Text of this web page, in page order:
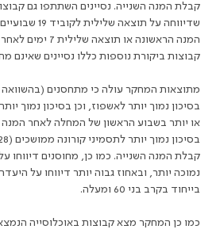
קבלת המנה השנייה. נסיינים השתתפו גם
שדיווחה על
המנה הראשונה או
קבוצות ביקורת נוספות כללו נסיינים שאינם
מתוצאות המחקר עולה כי מתחסנים
בסיכון נמוך יותר לאשפוז, וכן בסיכון נמוך
או יותר בשבוע הראשון של המחלה לאחר המנה
קבלת המנה השנייה. כמו כן, מחוסנים דיווחו
נמוכה יותר, ובאחוז גבוה יותר דיווחו על
בייחוד בקרב בני 60 ומעלה.
כמו כן המחקר מצא קבוצות באוכלוסייה